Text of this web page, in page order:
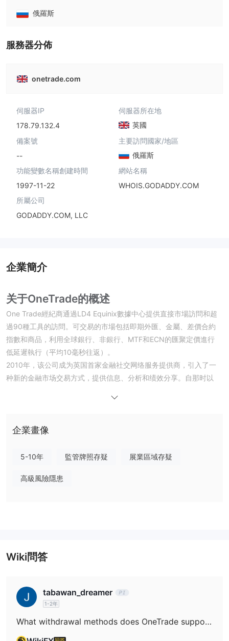
俄羅斯
服務器分佈
onetrade.com
伺服器IP
178.79.132.4
伺服器所在地
英國
備案號
--
主要訪問國家/地區
俄羅斯
功能變數名稱創建時間
1997-11-22
網站名稱
WHOIS.GODADDY.COM
所屬公司
GODADDY.COM, LLC
企業簡介
关于OneTrade的概述
One Trade經紀商通過LD4 Equinix數據中心提供直接市場訪問和超
過90種工具的訪問。可交易的市場包括即期外匯、金屬、差價合約
指數和商品，利用全球銀行、非銀行、MTF和ECN的匯聚定價進行
低延遲執行（平均10毫秒往返）。
2010年，该公司成为英国首家金融社交网络服务提供商，引入了一
种新的金融市场交易方式，提供信息、分析和绩效分享。自那时以
监管机构
注意的是，它目前的状态被列为“
可疑克隆”。与OneTrade相关的许
码是537787。
灵活性，使其能够分散投资组合并在不同市场中寻找机会。
2. 可存取的最低存款：
3. 專業客戶高槓桿：對於專業客戶，OneTrade 提供高達500:1
的槓桿。這使得具備足夠知識和風險承受能力的交易者有可能放大他
們的交易利潤。
企業畫像
5-10年 監管牌照存疑 展業區域存疑
高級風險隱患
Wiki問答
tabawan_dreamer
1-2年
What withdrawal methods does OneTrade support?